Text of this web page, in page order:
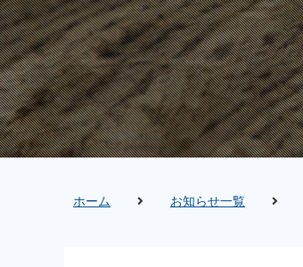
ホーム お知らせ一覧